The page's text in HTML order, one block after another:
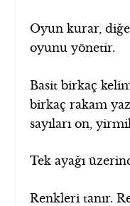
Oyun kurar,
oyunu yönetir.
Basit birkaç
birkaç rakam
sayıları on,
Tek ayağı
Renkleri tanır.